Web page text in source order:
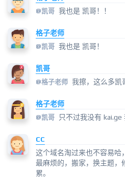
@凯哥 我也是 凯哥！！
格子老师
@凯哥 我也是 凯哥！
凯哥
@格子老师 我擦，这么多凯
格子老师
@凯哥 只不过我没有 kai.ge
CC
这个域名淘过来也不容易哈
最麻烦的，搬家，换主题，
累。